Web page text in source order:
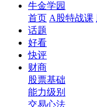
牛金学园
首页 A股特战课
话题
好看
快评
财商
股票基础
能力级别
交易心法